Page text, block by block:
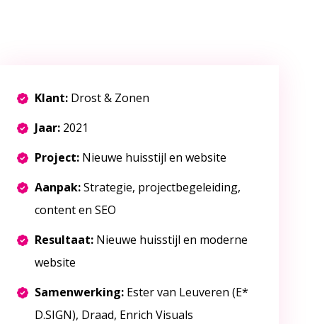
Klant: Drost & Zonen
Jaar: 2021
Project: Nieuwe huisstijl en website
Aanpak:Strategie, projectbegeleiding,
content en SEO
Resultaat: Nieuwe huisstijl en moderne
website
Samenwerking: Ester van Leuveren (E*
D.SIGN), Draad, Enrich Visuals